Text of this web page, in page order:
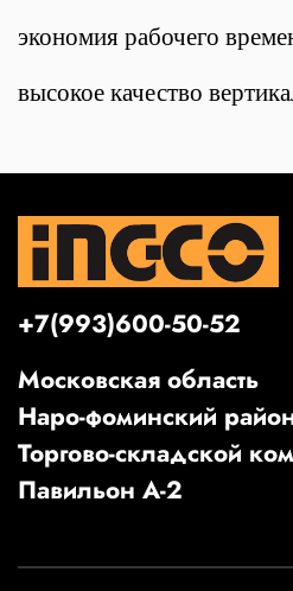
экономия рабочего
высокое качество
+7(993)600-50-52
Московская область
Наро-фоминский
Торгово-складской
Павильон А-2